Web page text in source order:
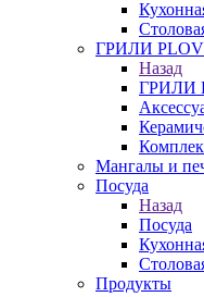
ГРИЛИ
Назад
ГРИЛИ
Мангалы и
Посуда
Назад
Посуда
Продукты